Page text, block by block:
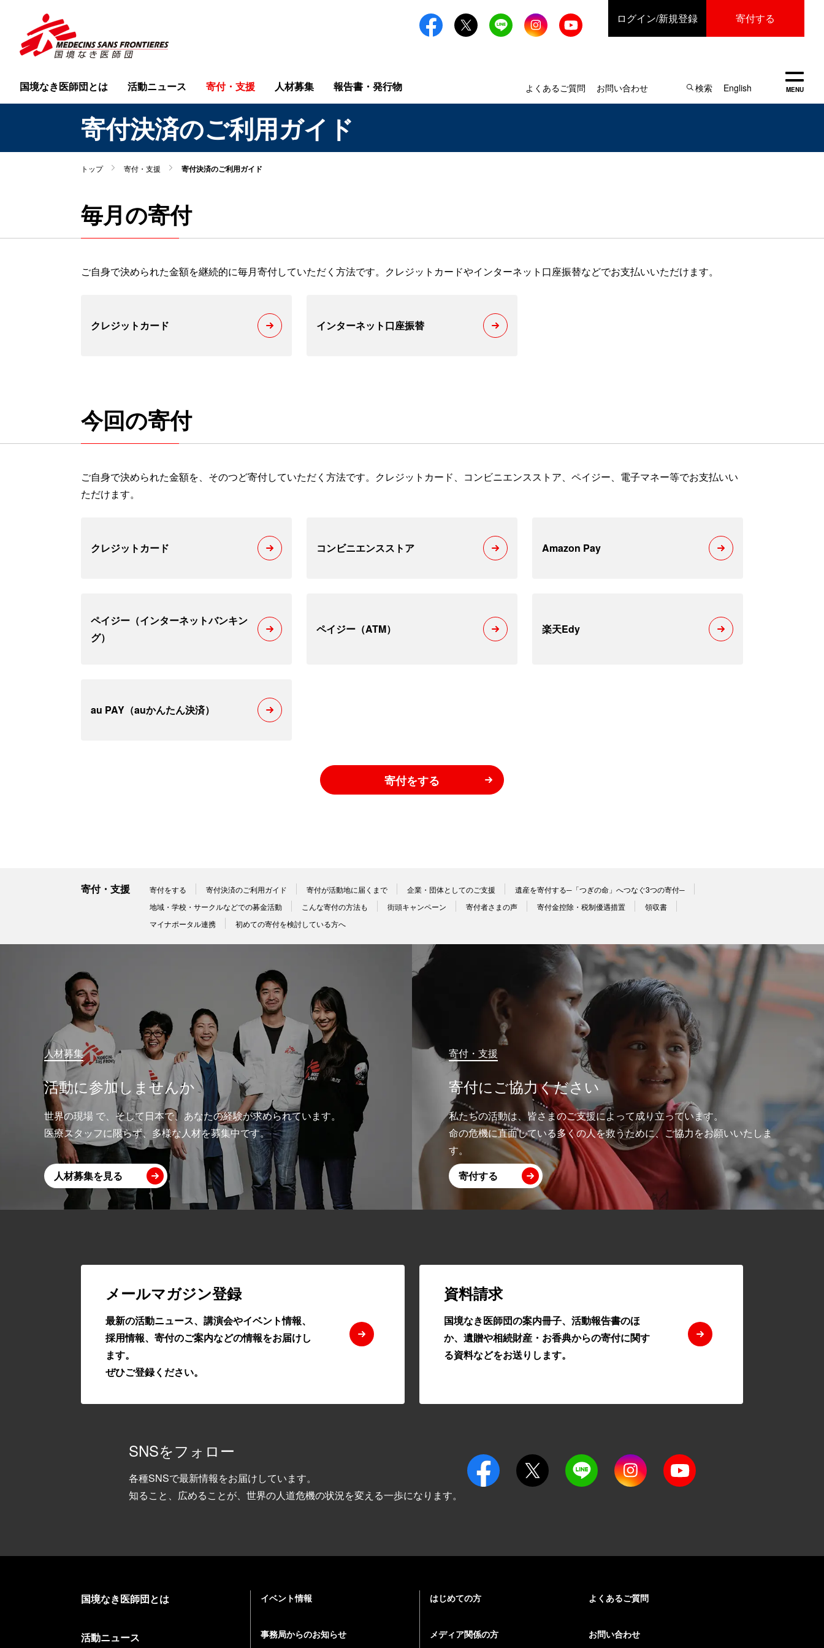
MENU
開く
国境なき医師団とは 活動ニュース 寄付・支援 人材募集 報告書・発行物
ログイン/新規登録 寄付する
よくあるご質問 お問い合わせ 検索 English
トップ 寄付・支援 寄付決済のご利用ガイド
寄付決済のご利用ガイド
毎月の寄付
ご自身で決められた金額を継続的に毎月寄付していただく方法です。クレジットカードやインターネット口座振替などでお支払いいただけます。
クレジットカード インターネット口座振替
今回の寄付
ご自身で決められた金額を、そのつど寄付していただく方法です。クレジットカード、コンビニエンスストア、ペイジー、電子マネー等でお支払いい
ただけます。
クレジットカード コンビニエンスストア Amazon Pay
ペイジー（インターネットバンキン
グ）
ペイジー（ATM） 楽天Edy
au PAY（auかんたん決済）
寄付をする
寄付・支援 寄付をする 寄付決済のご利用ガイド 寄付が活動地に届くまで 企業・団体としてのご支援
遺産を寄付する─「つぎの命」へつなぐ3つの寄付─
地域・学校・サークルなどでの募金活動
こんな寄付の方法も 街頭キャンペーン 寄付者さまの声 寄付金控除・税制優遇措置
領収書
マイナポータル連携
初めての寄付を検討している方へ
人材募集
活動に参加しませんか
世界の現場 で、そして日本で、あなたの経験が求められています。
医療スタッフに限らず、多様な人材を募集中です。
人材募集を見る
寄付・支援
寄付にご協力ください
私たちの活動は、皆さまのご支援によって成り立っています。
命の危機に直面している多くの人を救うために、ご協力をお願いいたしま
す。
寄付する
メールマガジン登録
最新の活動ニュース、講演会やイベント情報、
採用情報、寄付のご案内などの情報をお届けし
ます。
ぜひご登録ください。
資料請求
国境なき医師団の案内冊子、活動報告書のほ
か、遺贈や相続財産・お香典からの寄付に関す
る資料などをお送りします。
SNSをフォロー
各種SNSで最新情報をお届けしています。
知ること、広めることが、世界の人道危機の状況を変える一歩になります。
国境なき医師団とは
活動ニュース
イベント情報
事務局からのお知らせ
はじめての方
メディア関係の方
よくあるご質問
お問い合わせ